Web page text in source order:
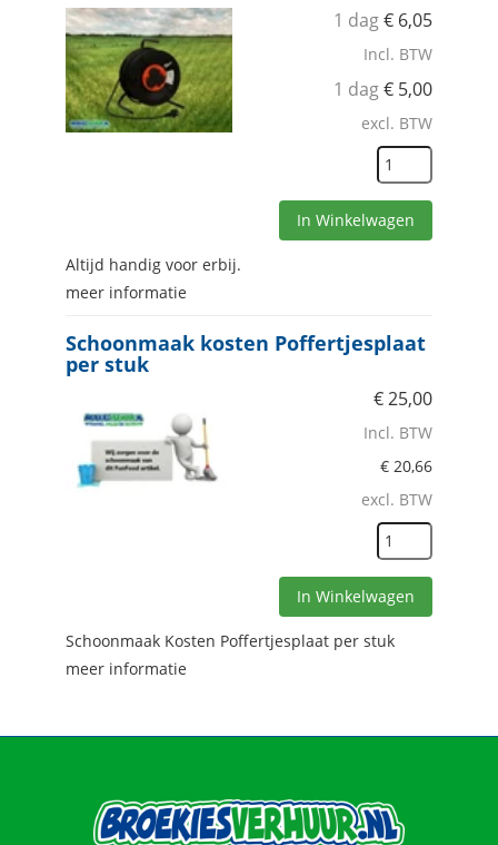
1 dag€ 6,05
Incl. BTW
1 dag€ 5,00
excl. BTW
In Winkelwagen
Altijd handig voor erbij.
meer informatie
Schoonmaak kosten Poffertjesplaat
per stuk
€25,00
Incl. BTW
€ 20,66
excl. BTW
In Winkelwagen
Schoonmaak Kosten Poffertjesplaat per stuk
meer informatie